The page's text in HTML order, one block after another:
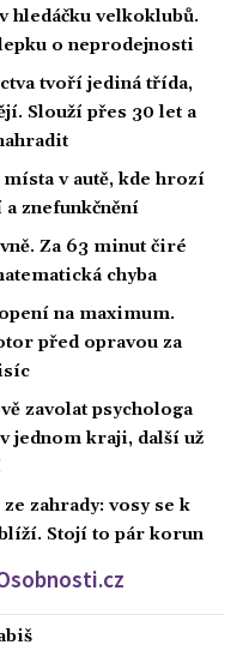
hledáčku velkoklubů.
o neprodejnosti
tvoří jediná třída,
Slouží přes 30 let a
v autě, kde hrozí
znefunkčnění
Za 63 minut čiré
chyba
na maximum.
před opravou za
zavolat psychologa
jednom kraji, další už
zahrady: vosy se k
Stojí to pár korun